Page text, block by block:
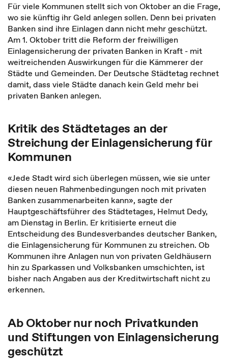
Für viele Kommunen stellt sich von Oktober an die Frage,
wo sie künftig ihr Geld anlegen sollen. Denn bei privaten
Banken sind ihre Einlagen dann nicht mehr geschützt.
Am 1. Oktober tritt die Reform der freiwilligen
Einlagensicherung der privaten Banken in Kraft - mit
weitreichenden Auswirkungen für die Kämmerer der
Städte und Gemeinden. Der Deutsche Städtetag rechnet
damit, dass viele Städte danach kein Geld mehr bei
privaten Banken anlegen.
Kritik des Städtetages an der
Streichung der Einlagensicherung für
Kommunen
«Jede Stadt wird sich überlegen müssen, wie sie unter
diesen neuen Rahmenbedingungen noch mit privaten
Banken zusammenarbeiten kann», sagte der
Hauptgeschäftsführer des Städtetages, Helmut Dedy,
am Dienstag in Berlin. Er kritisierte erneut die
Entscheidung des Bundesverbandes deutscher Banken,
die Einlagensicherung für Kommunen zu streichen. Ob
Kommunen ihre Anlagen nun von privaten Geldhäusern
hin zu Sparkassen und Volksbanken umschichten, ist
bisher nach Angaben aus der Kreditwirtschaft nicht zu
erkennen.
Ab Oktober nur noch Privatkunden
und Stiftungen von Einlagensicherung
geschützt